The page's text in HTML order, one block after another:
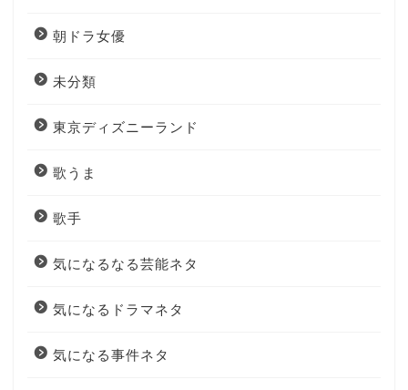
朝ドラ女優
未分類
東京ディズニーランド
歌うま
歌手
気になるなる芸能ネタ
気になるドラマネタ
気になる事件ネタ